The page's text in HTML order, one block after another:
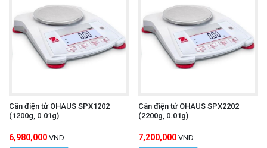
Cân điện tử OHAUS SPX1202
(1200g, 0.01g)
6,980,000 VND
Cân điện tử OHAUS SPX2202
(2200g, 0.01g)
7,200,000 VND